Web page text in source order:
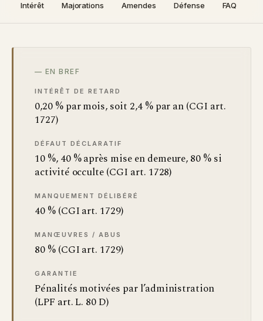
Intérêt Majorations Amendes Défense FAQ
— EN BREF
INTÉRÊT DE RETARD
0,20 % par mois, soit 2,4 % par an (CGI art.
1727)
DÉFAUT DÉCLARATIF
10 %, 40 % après mise en demeure, 80 % si
activité occulte (CGI art. 1728)
MANQUEMENT DÉLIBÉRÉ
40 % (CGI art. 1729)
MANŒUVRES / ABUS
80 % (CGI art. 1729)
GARANTIE
Pénalités motivées par l’administration
(LPF art. L. 80 D)